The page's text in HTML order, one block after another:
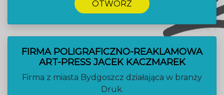
OTWÓRZ
FIRMA POLIGRAFICZNO-REAKLAMOWA
ART-PRESS JACEK KACZMAREK
Firma z miasta Bydgoszcz działająca w branży
Druk.